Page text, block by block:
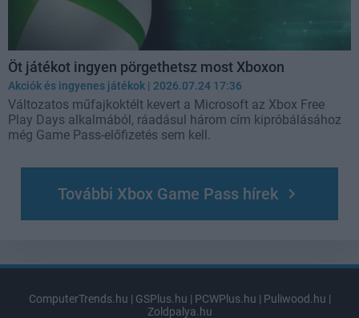
Öt játékot ingyen pörgethetsz most Xboxon
Akciók és ingyenes játékok | 2026.07.24 17:36
Változatos műfajkoktélt kevert a Microsoft az Xbox Free
Play Days alkalmából, ráadásul három cím kipróbálásához
még Game Pass-előfizetés sem kell.
További Xbox Game Pass hírek
ComputerTrends.hu | GSPlus.hu | PCWPlus.hu | Puliwood.hu |
Zoldpalya.hu